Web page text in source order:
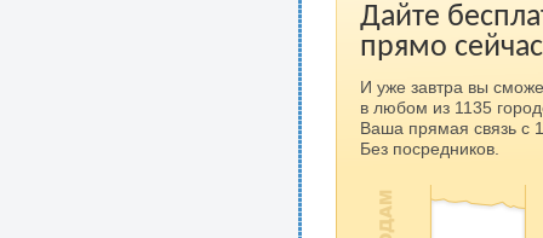
Дайте
прямо
И уже завтра вы
в любом из 1135
Ваша прямая связь с
Без посредников.